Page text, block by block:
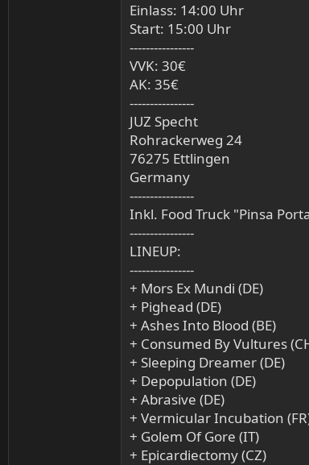
Einlass: 14:00 Uhr
Start: 15:00 Uhr
----------------
VVK: 30€
AK: 35€
----------------
JUZ Specht
Rohrackerweg 24
76275 Ettlingen
Germany
----------------
Inkl. Food Truck "Pinsa
----------------
LINEUP:
----------------
+ Mors Ex Mundi (DE)
+ Pighead (DE)
+ Ashes Into Blood (BE)
+ Consumed By Vultures
+ Sleeping Dreamer (DE)
+ Depopulation (DE)
+ Abrasive (DE)
+ Vermicular Incubation
+ Golem Of Gore (IT)
+ Epicardiectomy (CZ)